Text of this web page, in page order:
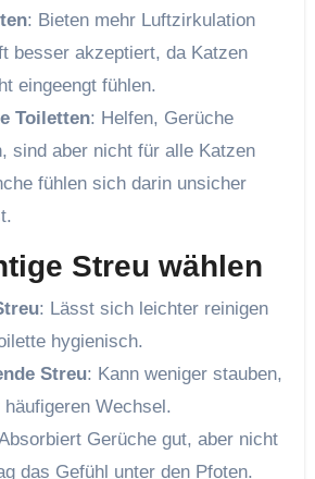
: Bieten mehr Luftzirkulation
besser akzeptiert, da Katzen
eingeengt fühlen.
Toiletten: Helfen, Gerüche
sind aber nicht für alle Katzen
fühlen sich darin unsicher
Streu wählen
: Lässt sich leichter reinigen
hygienisch.
Streu: Kann weniger stauben,
Wechsel.
Gerüche gut, aber nicht
das Gefühl unter den Pfoten.